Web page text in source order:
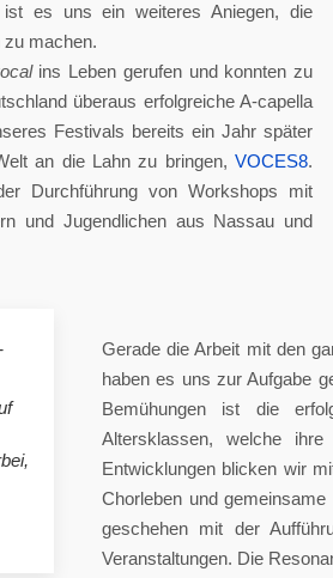
ist es uns ein weiteres Aniegen, die
machen.
ins Leben gerufen und konnten zu
überaus erfolgreiche A-capella
Festivals bereits ein Jahr später
an die Lahn zu bringen, VOCES8.
Durchführung von Workshops mit
und Jugendlichen aus Nassau und
Gerade die Arbeit mit den
haben es uns zur Aufgabe
Bemühungen ist die
Altersklassen, welche
Entwicklungen blicken wir
Chorleben und
geschehen mit der
Veranstaltungen. Die